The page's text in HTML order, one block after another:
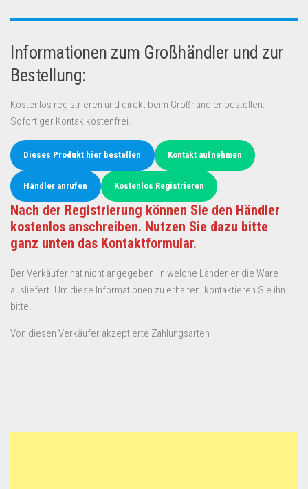
Informationen zum Großhändler und zur
Bestellung:
Kostenlos registrieren und direkt beim Großhändler bestellen.
Sofortiger Kontak kostenfrei.
Dieses Produkt hier bestellen Kontakt aufnehmen
Händler anrufen Kostenlos Registrieren
Nach der Registrierung können Sie den Händler
kostenlos anschreiben. Nutzen Sie dazu bitte
ganz unten das Kontaktformular.
Der Verkäufer hat nicht angegeben, in welche Länder er die Ware
ausliefert. Um diese Informationen zu erhalten, kontaktieren Sie ihn
bitte.
Von diesen Verkäufer akzeptierte Zahlungsarten